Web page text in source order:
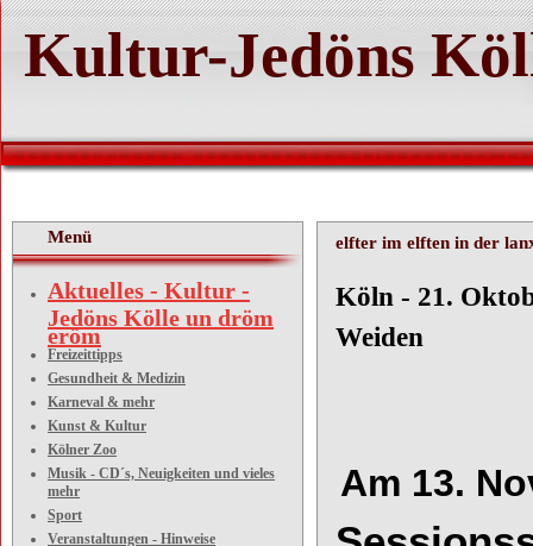
Kultur-Jedöns
Menü
Aktuelles - Kultur -
Jedöns Kölle un dröm
eröm
Freizeittipps
Gesundheit & Medizin
Karneval & mehr
Kunst & Kultur
Kölner Zoo
Musik - CD´s, Neuigkeiten und vieles
mehr
Sport
Veranstaltungen - Hinweise
elfter im elften in der
Köln
Weiden
Am 13.